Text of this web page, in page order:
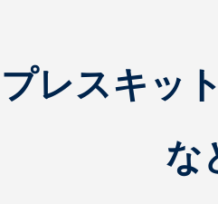
プレスキッ
な